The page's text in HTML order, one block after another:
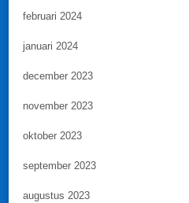
februari 2024
januari 2024
december 2023
november 2023
oktober 2023
september 2023
augustus 2023